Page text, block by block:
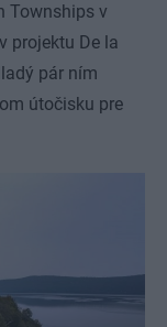
Townships v
projektu De la
pár ním
útočisku pre